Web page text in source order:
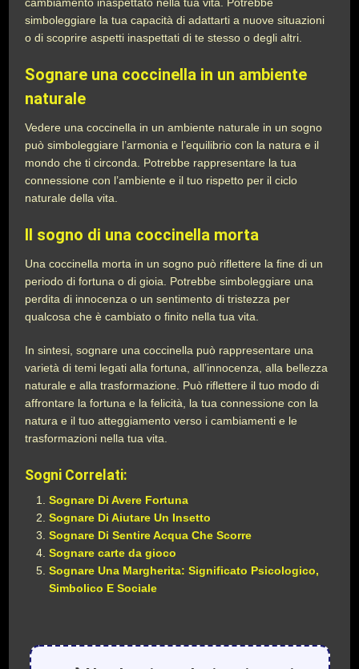
simboleggiare la tua capacità di adattarti a nuove situazioni
o di scoprire aspetti inaspettati di te stesso o degli altri.
Sognare una coccinella in un ambiente
naturale
Vedere una coccinella in un ambiente naturale in un sogno
può simboleggiare l’armonia e l’equilibrio con la natura e il
mondo che ti circonda. Potrebbe rappresentare la tua
connessione con l’ambiente e il tuo rispetto per il ciclo
naturale della vita.
Il sogno di una coccinella morta
Una coccinella morta in un sogno può riflettere la fine di un
periodo di fortuna o di gioia. Potrebbe simboleggiare una
perdita di innocenza o un sentimento di tristezza per
qualcosa che è cambiato o finito nella tua vita.
In sintesi, sognare una coccinella può rappresentare una
varietà di temi legati alla fortuna, all’innocenza, alla bellezza
naturale e alla trasformazione. Può riflettere il tuo modo di
affrontare la fortuna e la felicità, la tua connessione con la
natura e il tuo atteggiamento verso i cambiamenti e le
trasformazioni nella tua vita.
Sogni Correlati:
Sognare Di Avere Fortuna
Sognare Di Aiutare Un Insetto
Sognare Di Sentire Acqua Che Scorre
Sognare carte da gioco
Sognare Una Margherita: Significato Psicologico,
Simbolico E Sociale